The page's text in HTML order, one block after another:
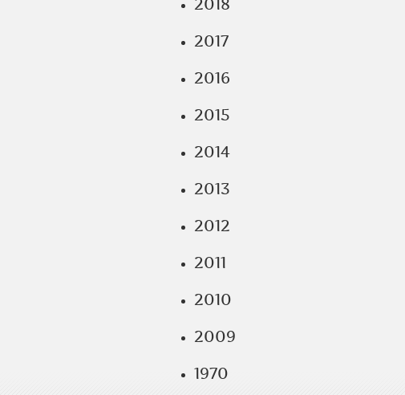
2018
2017
2016
2015
2014
2013
2012
2011
2010
2009
1970